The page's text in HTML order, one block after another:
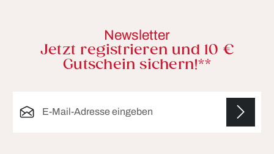
Newsletter
Jetzt registrieren und 10 €
Gutschein sichern!**